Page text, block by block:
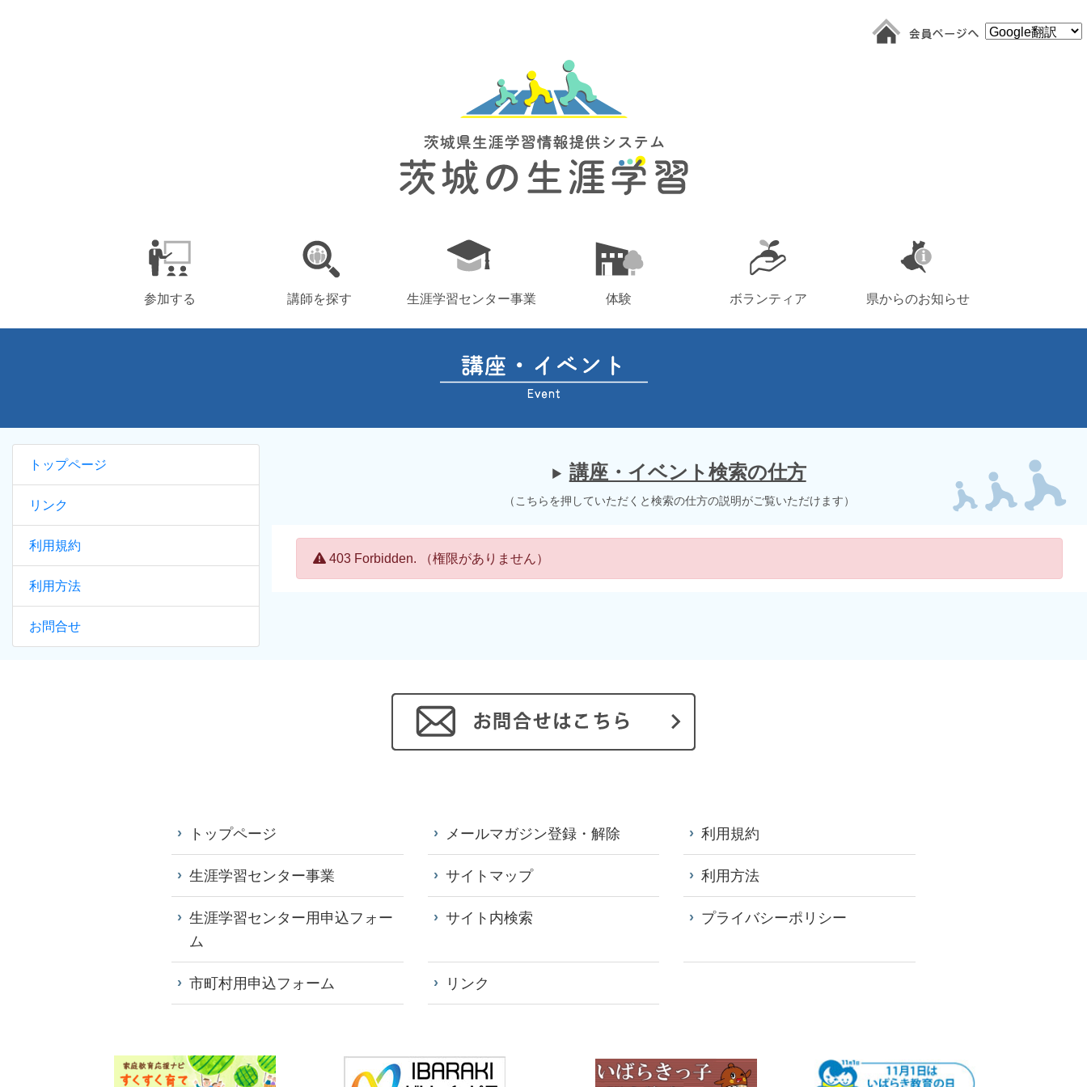
参加する 講師を探す 生涯学習センター事業 体験 ボランティア 県からのお知らせ
トップページ
リンク
利用規約
利用方法
お問合せ
講座・イベント検索の仕方
（こちらを押していただくと検索の仕方の説明がご覧いただけます）
Error:
403 Forbidden. （権限がありません）
トップページ
生涯学習センター事業
生涯学習センター用申込フォー
ム
市町村用申込フォーム
メールマガジン登録・解除
サイトマップ
サイト内検索
リンク
利用規約
利用方法
プライバシーポリシー